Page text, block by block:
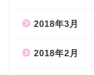
2018年3月
2018年2月